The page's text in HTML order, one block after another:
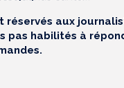
réservés aux
pas habilités à